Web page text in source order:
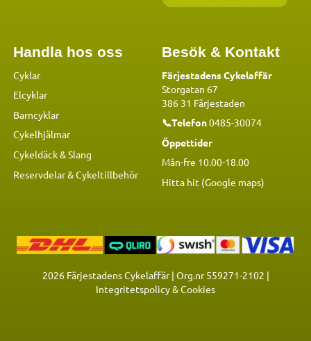
Handla hos oss
Cyklar
Elcyklar
Barncyklar
Cykelhjälmar
Cykeldäck & Slang
Reservdelar&Cykeltillbehör
Besök & Kontakt
Färjestadens Cykelaffär
Storgatan 67
386 31 Färjestaden
📞Telefon0485-30074
Öppettider
Mån-fre 10.00-18.00
Hitta hit (Google maps)
2026Färjestadens Cykelaffär | Org.nr 559271-2102 |
Integritetspolicy & Cookies